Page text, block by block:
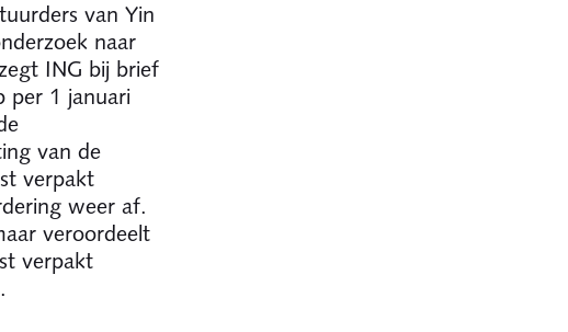
van Yin
naar
ING bij brief
per 1 januari
van de
verpakt
weer af.
veroordeelt
verpakt